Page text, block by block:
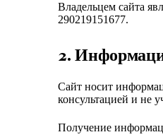
Владельцем сайта
290219151677.
2.
Сайт носит
консультацией и не
Получение